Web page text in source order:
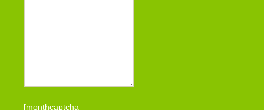
[monthcaptcha